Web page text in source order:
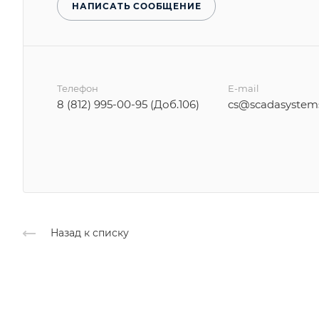
НАПИСАТЬ СООБЩЕНИЕ
Телефон
8 (812) 995-00-95 (Доб.106)
E-mail
Назад к списку